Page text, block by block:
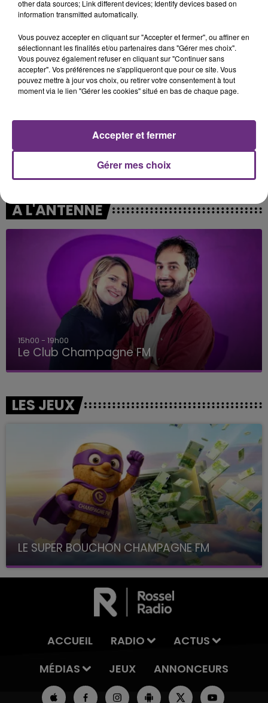
Comme Caroline Save Me Tonight
8h44
8h44
What About Us
8h42
8h42
Le Petit Pecheur
A L'ANTENNE
15h00 - 19h00
Le Club Champagne FM
LES JEUX
LE SUPER BOUCHON CHAMPAGNE FM
avec La Famille Champagne FM, à 8H10
ACCUEIL RADIO
ACTUS
MÉDIAS
JEUX ANNONCEURS
other data sources; Link different devices; Identify devices based on
information transmitted automatically.
Vous pouvez accepter en cliquant sur "Accepter et fermer", ou affiner en
sélectionnant les finalités et/ou partenaires dans "Gérer mes choix".
Vous pouvez également refuser en cliquant sur "Continuer sans
accepter". Vos préférences ne s'appliqueront que pour ce site. Vous
pouvez mettre à jour vos choix, ou retirer votre consentement à tout
moment via le lien "Gérer les cookies" situé en bas de chaque page.
Gérer mes choix
Accepter et fermer